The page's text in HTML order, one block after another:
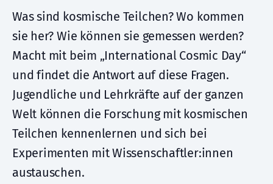
Was sind kosmische Teilchen? Wo kommen
sie her? Wie können sie gemessen werden?
Macht mit beim „International Cosmic Day“
und findet die Antwort auf diese Fragen.
Jugendliche und Lehrkräfte auf der ganzen
Welt können die Forschung mit kosmischen
Teilchen kennenlernen und sich bei
Experimenten mit Wissenschaftler:innen
austauschen.